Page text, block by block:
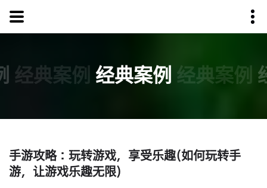
经典案例 经典案例 经典案例
手游攻略：玩转游戏，享受乐趣(如何玩转手
游，让游戏乐趣无限)